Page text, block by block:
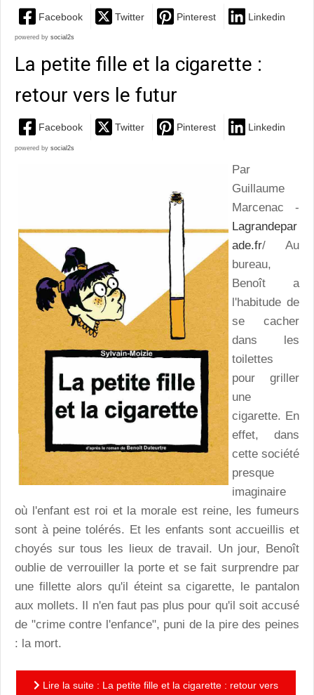
Facebook Twitter Pinterest Linkedin
powered by social2s
La petite fille et la cigarette :
retour vers le futur
Facebook Twitter Pinterest Linkedin
powered by social2s
Par
Guillaume
Marcenac -
Lagrandepar
ade.fr/ Au
bureau,
Benoît a
l'habitude de
se cacher
dans les
toilettes
pour griller
une
cigarette. En
effet, dans
cette société
presque
imaginaire
où l'enfant est roi et la morale est reine, les fumeurs
sont à peine tolérés. Et les enfants sont accueillis et
choyés sur tous les lieux de travail. Un jour, Benoît
oublie de verrouiller la porte et se fait surprendre par
une fillette alors qu'il éteint sa cigarette, le pantalon
aux mollets. Il n'en faut pas plus pour qu'il soit accusé
de "crime contre l'enfance", puni de la pire des peines
: la mort.
Lire la suite : La petite fille et la cigarette : retour vers